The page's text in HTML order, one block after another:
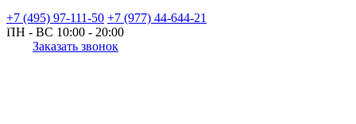
+7 (495) 97-111-50 +7 (977) 44-644-21
ПН - ВС 10:00 - 20:00
Заказать звонок